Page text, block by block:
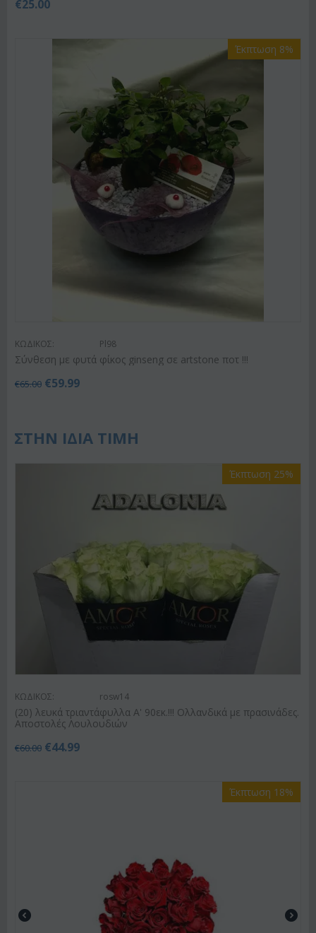
€25.00
Έκπτωση 8%
ΚΩΔΙΚΟΣ: Pl98
Σύνθεση με φυτά φίκος ginseng σε artstone ποτ !!!
€65.00 €59.99
ΣΤΗΝ ΙΔΙΑ ΤΙΜΗ
Έκπτωση 25%
ΚΩΔΙΚΟΣ: rosw14
(20) λευκά τριαντάφυλλα Α' 90εκ.!!! Ολλανδικά με πρασινάδες.
Αποστολές Λουλουδιών
€60.00 €44.99
Έκπτωση 18%